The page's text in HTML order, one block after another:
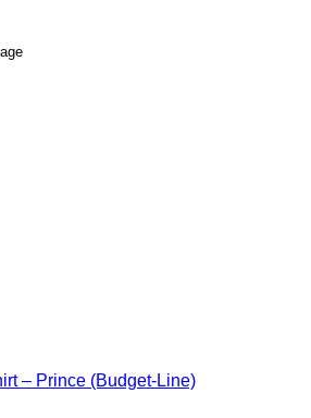
– Prince (Budget-Line)